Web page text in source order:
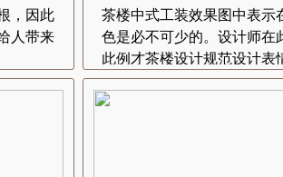
，因此
人带来
茶楼中式工装效果图中表
色是必不可少的。设计师
此例才茶楼设计规范设计表